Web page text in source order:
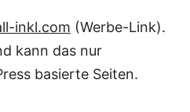
inkl.com (Werbe-Link).
kann das nur
basierte Seiten.